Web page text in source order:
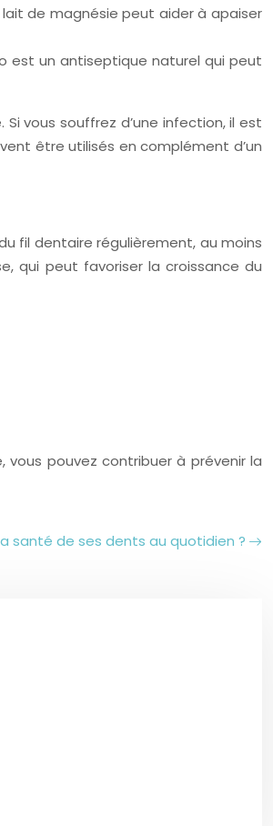
de magnésie peut aider à apaiser
est un antiseptique naturel qui peut
vous souffrez d’une infection, il est
être utilisés en complément d’un
fil dentaire régulièrement, au moins
qui peut favoriser la croissance du
pouvez contribuer à prévenir la
santé de ses dents au quotidien ?